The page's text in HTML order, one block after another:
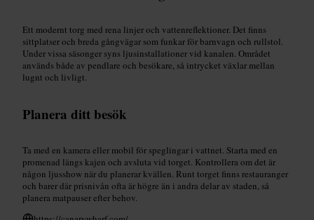
Ett modernt torg med rena linjer och vattenreflektioner. Det finns
sittplatser och breda gångvägar som funkar för barnvagn och rullstol.
Under vissa säsonger syns ljusinstallationer vid kanalen. Området
används både av pendlare och besökare, så intrycket växlar mellan
lugnt och livligt.
Planera ditt besök
Ta med en kamera eller mobil för speglingar i vattnet. Starta med en
promenad längs kajen och avsluta vid torget. Kontrollera om det är
någon ljusshow när du planerar kvällen. Runt torget finns restauranger
och barer där prisnivån ofta är högre än i andra delar av staden, så
planera matpauser efter behov.